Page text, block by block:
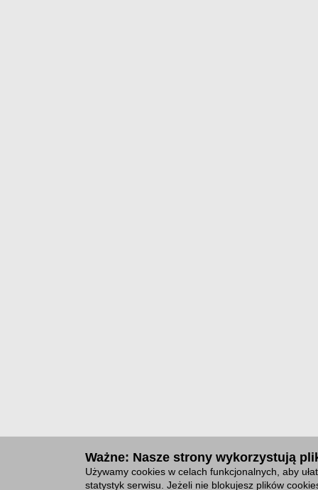
Ważne: Nasze strony wykorzystują
Używamy cookies w celach funkcjonalnych, aby
statystyk serwisu. Jeżeli nie blokujesz plików